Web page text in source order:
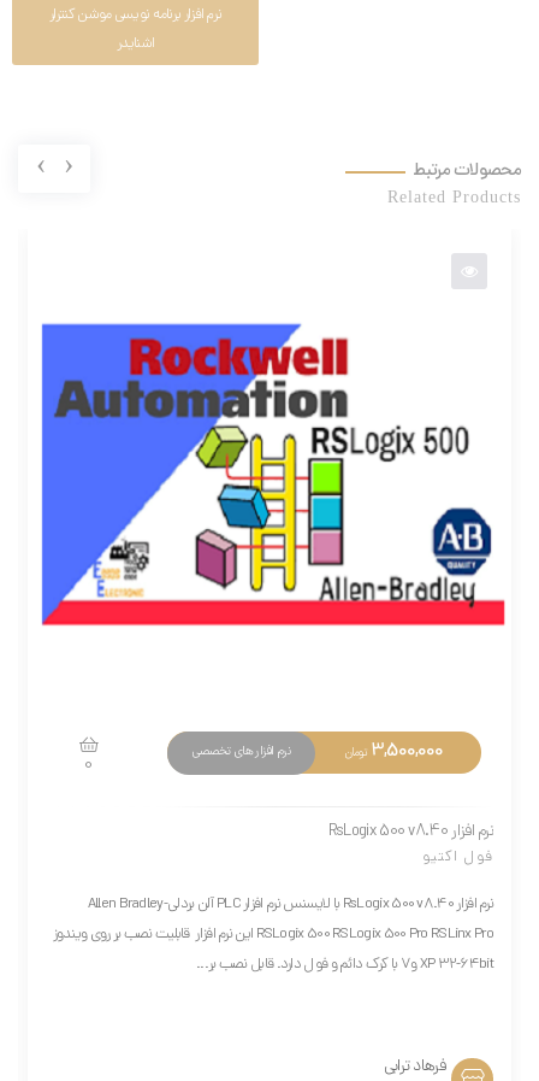
نرم افزار برنامه نویسی موشن کنترلر
اشنایدر
محصولات مرتبط
Related Products
3,500,000 تومان نرم افزار های تخصصی
0
نرم افزار RsLogix 500 v8.40
فول اکتیو
نرم افزار RsLogix 500 v8.40 با لایسنس نرم افزار PLC آلن بردلی-Allen Bradley
RSLogix 500 RSLogix 500 Pro RSLinx Pro این نرم افزار قابلیت نصب بر روی ویندوز
XP 32-64bit و7 با کرک دائم و فول دارد. قابل نصب بر...
فرهاد ترابی
‹
›